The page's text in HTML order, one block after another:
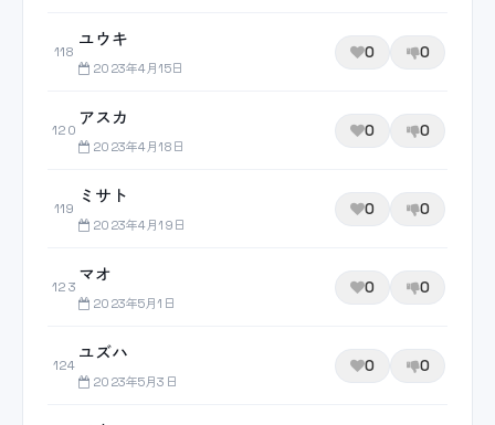
118
ユウキ
2023年4月15日
0 0
120
アスカ
2023年4月18日
0 0
119
ミサト
2023年4月19日
0 0
123
マオ
2023年5月1日
0 0
124
ユズハ
2023年5月3日
0 0